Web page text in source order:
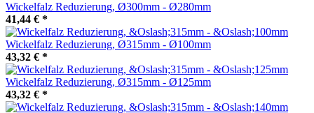
Wickelfalz Reduzierung, Ø300mm - Ø280mm
41,44 € *
Wickelfalz Reduzierung, Ø315mm - Ø100mm
43,32 € *
Wickelfalz Reduzierung, Ø315mm - Ø125mm
43,32 € *